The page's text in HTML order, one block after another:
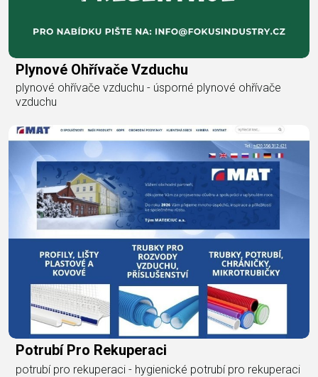
Plynové Ohřívače Vzduchu
plynové ohřívače vzduchu - úsporné plynové ohřívače
vzduchu
Potrubí Pro Rekuperaci
potrubí pro rekuperaci - hygienické potrubí pro rekuperaci